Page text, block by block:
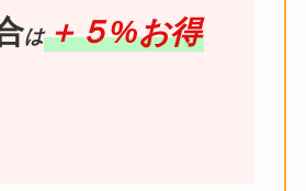
は＋５%お得